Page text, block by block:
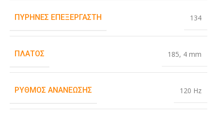
ΠΥΡΉΝΕΣ ΕΠΕΞΕΡΓΑΣΤΉ 134
ΠΛΆΤΟΣ 185, 4 mm
ΡΥΘΜΌΣ ΑΝΑΝΈΩΣΗΣ 120 Hz